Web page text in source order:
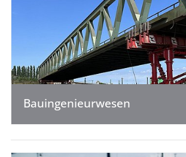
Bauingenieurwesen